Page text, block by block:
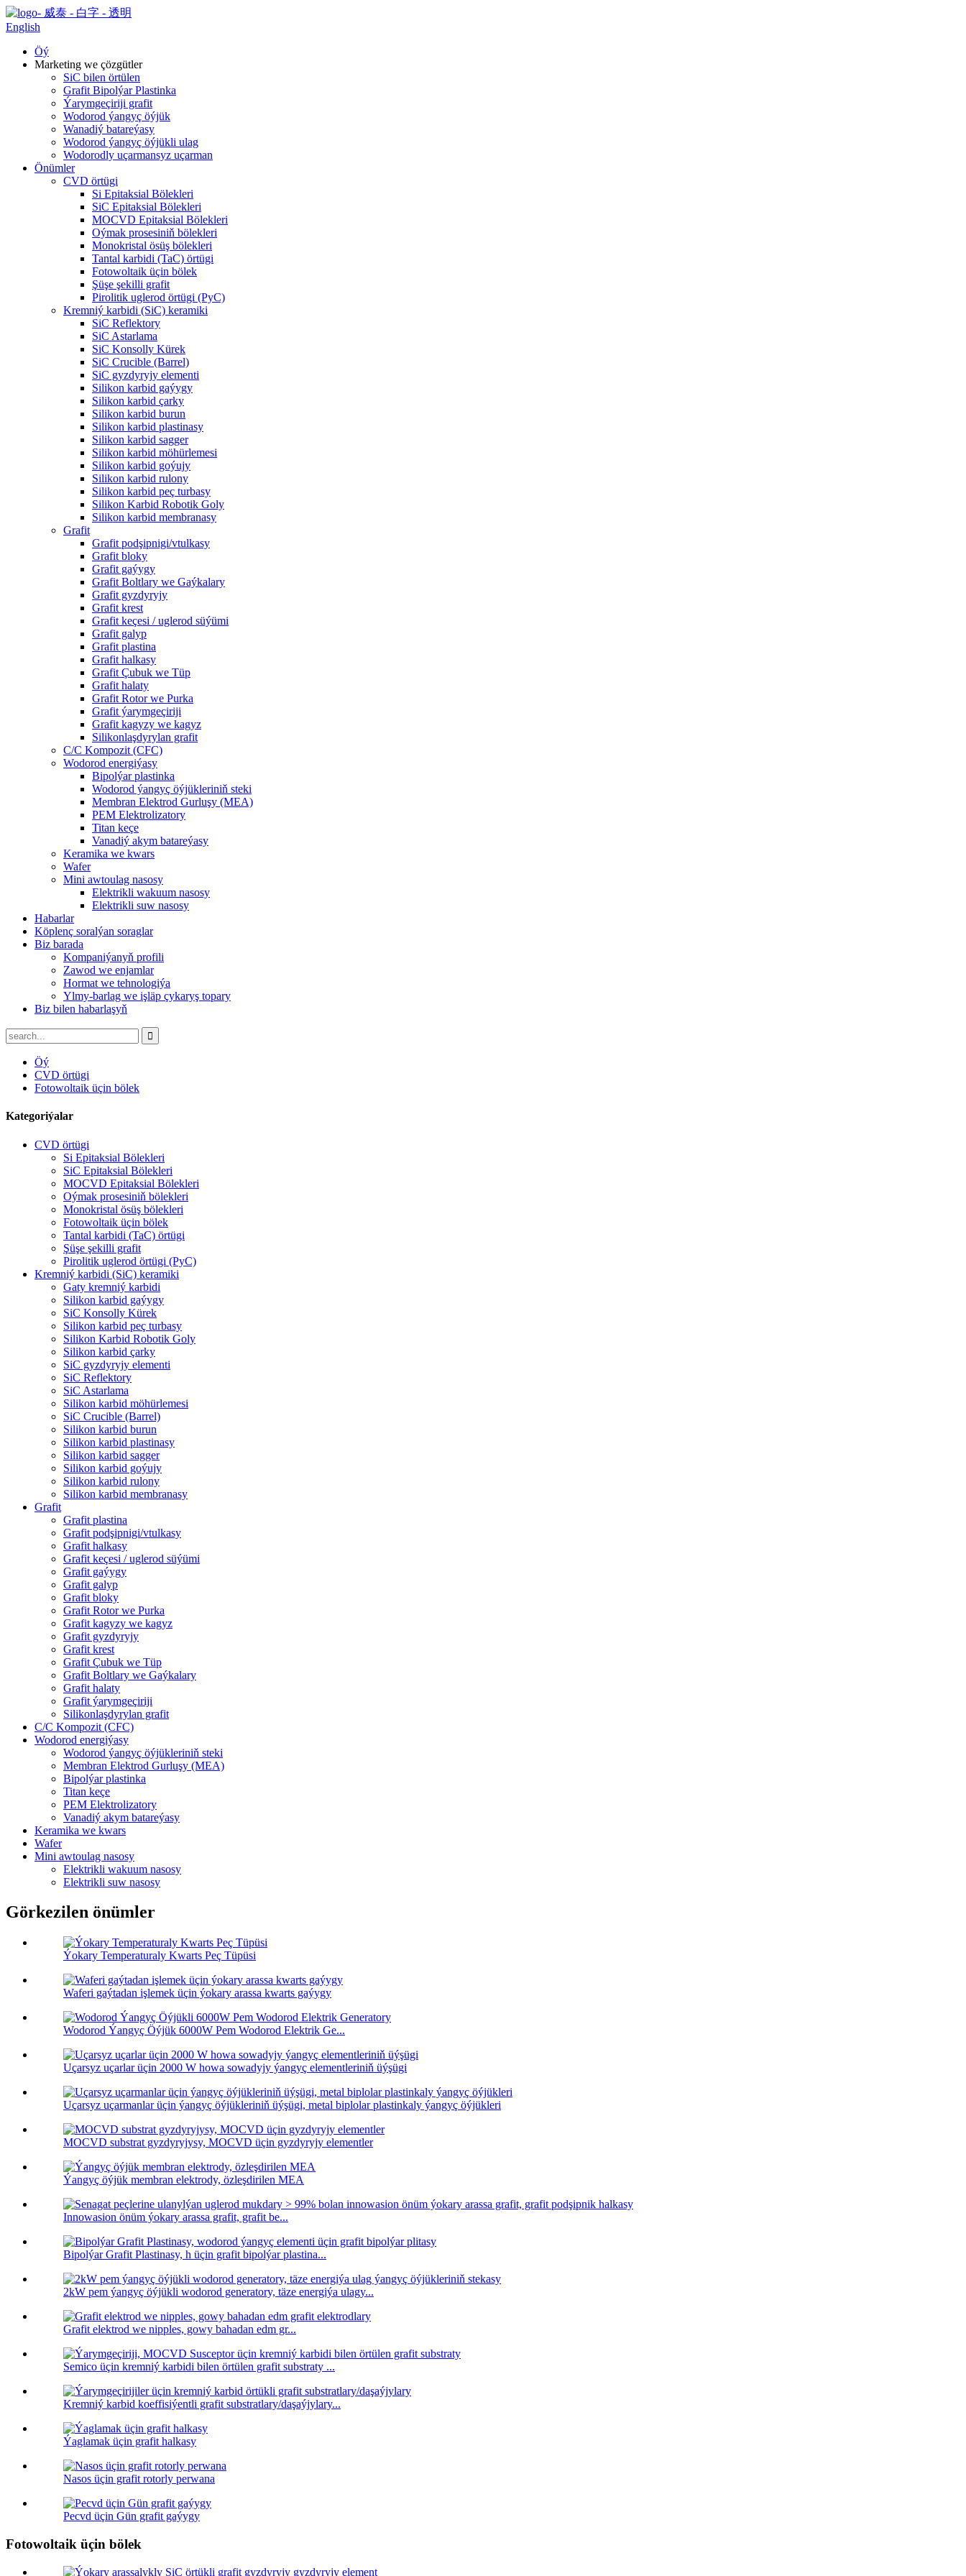
English
Öý
Marketing we çözgütler
SiC bilen örtülen
Grafit Bipolýar Plastinka
Ýarymgeçiriji grafit
Wodorod ýangyç öýjük
Wanadiý batareýasy
Wodorod ýangyç öýjükli ulag
Wodorodly uçarmansyz uçarman
Önümler
CVD örtügi
Si Epitaksial Bölekleri
SiC Epitaksial Bölekleri
MOCVD Epitaksial Bölekleri
Oýmak prosesiniň bölekleri
Monokristal ösüş bölekleri
Tantal karbidi (TaC) örtügi
Fotowoltaik üçin bölek
Şüşe şekilli grafit
Pirolitik uglerod örtügi (PyC)
Kremniý karbidi (SiC) keramiki
SiC Reflektory
SiC Astarlama
SiC Konsolly Kürek
SiC Crucible (Barrel)
SiC gyzdyryjy elementi
Silikon karbid gaýygy
Silikon karbid çarky
Silikon karbid burun
Silikon karbid plastinasy
Silikon karbid sagger
Silikon karbid möhürlemesi
Silikon karbid goýujy
Silikon karbid rulony
Silikon karbid peç turbasy
Silikon Karbid Robotik Goly
Silikon karbid membranasy
Grafit
Grafit podşipnigi/vtulkasy
Grafit bloky
Grafit gaýygy
Grafit Boltlary we Gaýkalary
Grafit gyzdyryjy
Grafit krest
Grafit keçesi / uglerod süýümi
Grafit galyp
Grafit plastina
Grafit halkasy
Grafit Çubuk we Tüp
Grafit halaty
Grafit Rotor we Purka
Grafit ýarymgeçiriji
Grafit kagyzy we kagyz
Silikonlaşdyrylan grafit
C/C Kompozit (CFC)
Wodorod energiýasy
Bipolýar plastinka
Wodorod ýangyç öýjükleriniň steki
Membran Elektrod Gurluşy (MEA)
PEM Elektrolizatory
Titan keçe
Vanadiý akym batareýasy
Keramika we kwars
Wafer
Mini awtoulag nasosy
Elektrikli wakuum nasosy
Elektrikli suw nasosy
Habarlar
Köplenç soralýan soraglar
Biz barada
Kompaniýanyň profili
Zawod we enjamlar
Hormat we tehnologiýa
Ylmy-barlag we işläp çykaryş topary
Biz bilen habarlaşyň
Öý
CVD örtügi
Fotowoltaik üçin bölek
Kategoriýalar
CVD örtügi
Si Epitaksial Bölekleri
SiC Epitaksial Bölekleri
MOCVD Epitaksial Bölekleri
Oýmak prosesiniň bölekleri
Monokristal ösüş bölekleri
Fotowoltaik üçin bölek
Tantal karbidi (TaC) örtügi
Şüşe şekilli grafit
Pirolitik uglerod örtügi (PyC)
Kremniý karbidi (SiC) keramiki
Gaty kremniý karbidi
Silikon karbid gaýygy
SiC Konsolly Kürek
Silikon karbid peç turbasy
Silikon Karbid Robotik Goly
Silikon karbid çarky
SiC gyzdyryjy elementi
SiC Reflektory
SiC Astarlama
Silikon karbid möhürlemesi
SiC Crucible (Barrel)
Silikon karbid burun
Silikon karbid plastinasy
Silikon karbid sagger
Silikon karbid goýujy
Silikon karbid rulony
Silikon karbid membranasy
Grafit
Grafit plastina
Grafit podşipnigi/vtulkasy
Grafit halkasy
Grafit keçesi / uglerod süýümi
Grafit gaýygy
Grafit galyp
Grafit bloky
Grafit Rotor we Purka
Grafit kagyzy we kagyz
Grafit gyzdyryjy
Grafit krest
Grafit Çubuk we Tüp
Grafit Boltlary we Gaýkalary
Grafit halaty
Grafit ýarymgeçiriji
Silikonlaşdyrylan grafit
C/C Kompozit (CFC)
Wodorod energiýasy
Wodorod ýangyç öýjükleriniň steki
Membran Elektrod Gurluşy (MEA)
Bipolýar plastinka
Titan keçe
PEM Elektrolizatory
Vanadiý akym batareýasy
Keramika we kwars
Wafer
Mini awtoulag nasosy
Elektrikli wakuum nasosy
Elektrikli suw nasosy
Görkezilen önümler
Ýokary Temperaturaly Kwarts Peç Tüpüsi
Waferi gaýtadan işlemek üçin ýokary arassa kwarts gaýygy
Wodorod Ýangyç Öýjük 6000W Pem Wodorod Elektrik Ge...
Uçarsyz uçarlar üçin 2000 W howa sowadyjy ýangyç elementleriniň üýşügi
Uçarsyz uçarmanlar üçin ýangyç öýjükleriniň üýşügi, metal biplolar plastinkaly ýangyç öýjükleri
MOCVD substrat gyzdyryjysy, MOCVD üçin gyzdyryjy elementler
Ýangyç öýjük membran elektrody, özleşdirilen MEA
Innowasion önüm ýokary arassa grafit, grafit be...
Bipolýar Grafit Plastinasy, h üçin grafit bipolýar plastina...
2kW pem ýangyç öýjükli wodorod generatory, täze energiýa ulagy...
Grafit elektrod we nipples, gowy bahadan edm gr...
Semico üçin kremniý karbidi bilen örtülen grafit substraty ...
Kremniý karbid koeffisiýentli grafit substratlary/daşaýjylary...
Ýaglamak üçin grafit halkasy
Nasos üçin grafit rotorly perwana
Pecvd üçin Gün grafit gaýygy
Fotowoltaik üçin bölek